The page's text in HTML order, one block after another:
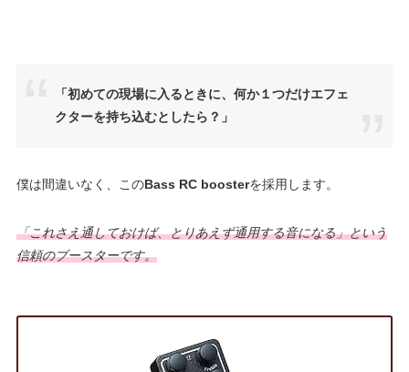
「初めての現場に入るときに、何か１つだけエフェ
クターを持ち込むとしたら？」
僕は間違いなく、このBass RC boosterを採用します。
「これさえ通しておけば、とりあえず通用する音になる」という
信頼のブースターです。